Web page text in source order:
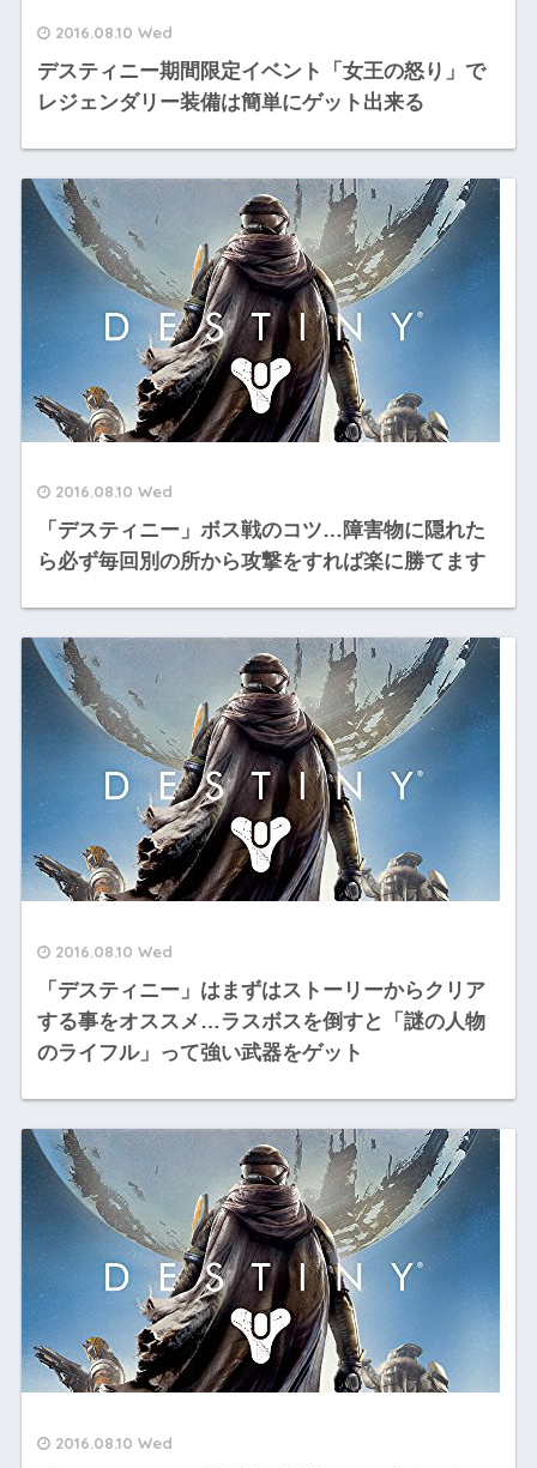
2016.08.10 Wed
デスティニー期間限定イベント「女王の怒り」で
レジェンダリー装備は簡単にゲット出来る
2016.08.10 Wed
「デスティニー」ボス戦のコツ…障害物に隠れた
ら必ず毎回別の所から攻撃をすれば楽に勝てます
2016.08.10 Wed
「デスティニー」はまずはストーリーからクリア
する事をオススメ…ラスボスを倒すと「謎の人物
のライフル」って強い武器をゲット
2016.08.10 Wed